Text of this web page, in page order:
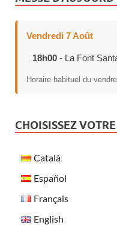
Vendredi 7 Août
18h00 - La Font
Horaire habituel du
CHOISISSEZ
Català
Español
Français
English